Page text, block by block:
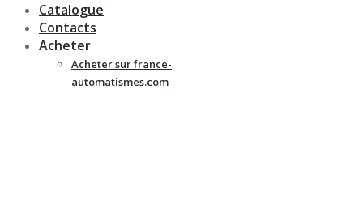
Catalogue
Contacts
Acheter
Acheter sur france-
automatismes.com